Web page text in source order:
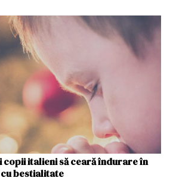
copii italieni să ceară îndurare în
bestialitate